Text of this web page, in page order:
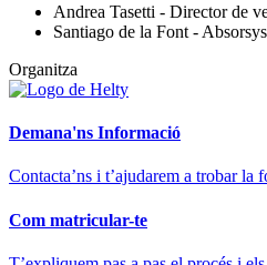
Andrea Tasetti - Director de
Santiago de la Font -
Organitza
Demana'ns Informació
Contacta’ns i t’ajudarem a trobar la
Com matricular-te